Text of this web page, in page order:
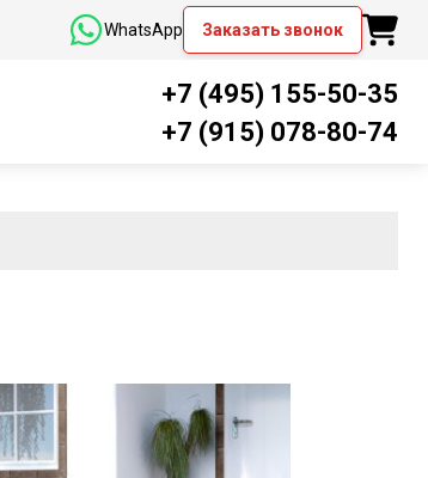
WhatsApp Заказать звонок
+7 (495) 155-50-35
+7 (915) 078-80-74